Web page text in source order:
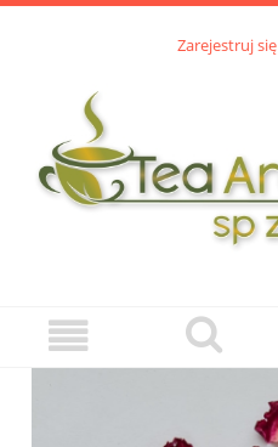
Zarejestruj się